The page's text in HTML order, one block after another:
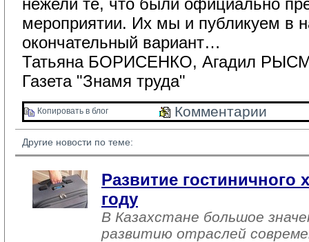
нежели те, что были официально
мероприятии. Их мы и публикуем в
окончательный вариант…
Татьяна БОРИСЕНКО, Агадил
Газета "Знамя труда"
Копировать в блог Комментарии
Другие новости по теме:
Развитие гостиничного
году
В Казахстане большое
развитию отраслей